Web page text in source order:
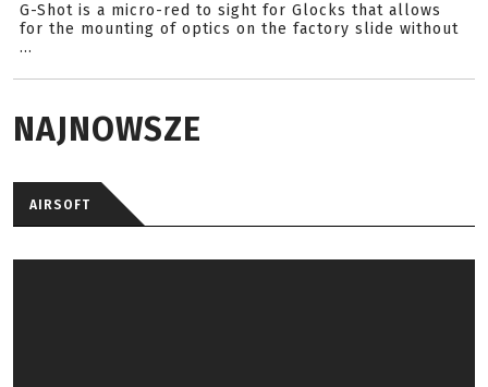
G-Shot is a micro-red to sight for Glocks that allows
for the mounting of optics on the factory slide without
...
NAJNOWSZE
AIRSOFT